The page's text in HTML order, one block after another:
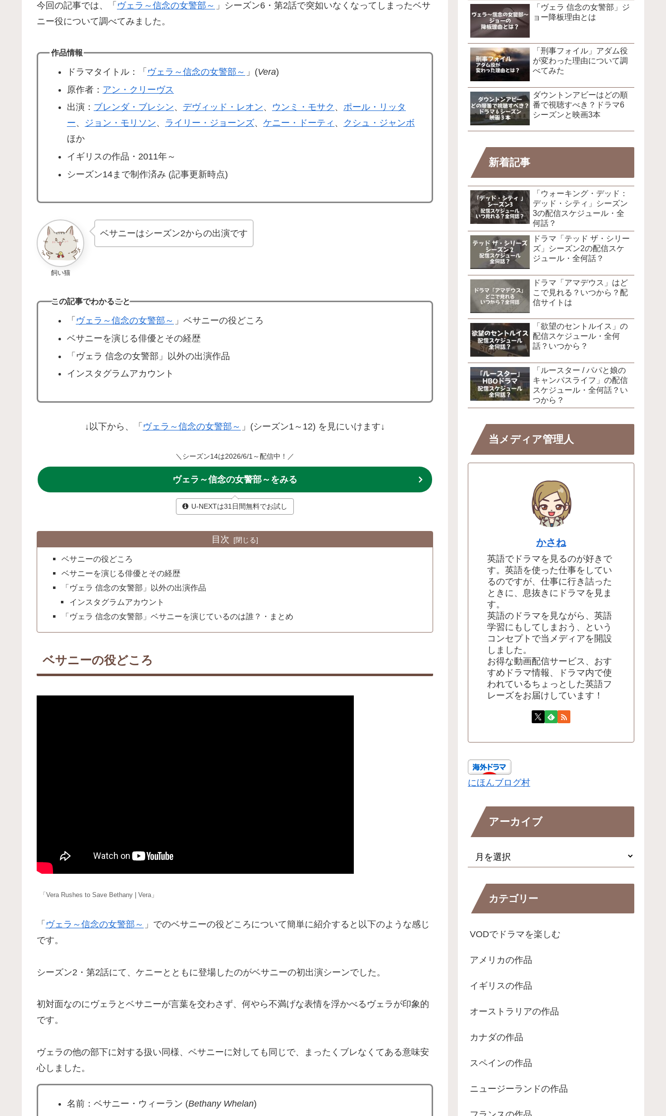
今回の記事では、「 ヴェラ～信念の女警部～ 」シーズン6・第2話で突如いなくなってしまったベサ
ニー役について調べてみました。
作品情報
ドラマタイトル：「 ヴェラ～信念の女警部～ 」(Vera)
原作者： アン・クリーヴス
出演： ブレンダ・ブレシン、 デヴィッド・レオン、 ウンミ・モサク 、 ポール・リッタ
ー、 ジョン・モリソン、 ライリー・ジョーンズ、 ケニー・ドーティ 、
クシュ・ジャンボ
ほか
イギリスの作品・2011年～
シーズン14まで制作済み (記事更新時点)
飼い猫
ベサニーはシーズン2からの出演です
この記事でわかること
「 ヴェラ～信念の女警部～ 」ベサニーの役どころ
ベサニーを演じる俳優とその経歴
「ヴェラ 信念の女警部」以外の出演作品
インスタグラムアカウント
↓以下から、「 ヴェラ～信念の女警部～ 」(シーズン1～12) を見にいけます↓
＼シーズン14は2026/6/1～配信中！／
ヴェラ～信念の女警部～をみる
U-NEXTは31日間無料でお試し
目次
ベサニーの役どころ
ベサニーを演じる俳優とその経歴
「ヴェラ 信念の女警部」以外の出演作品
インスタグラムアカウント
「ヴェラ 信念の女警部」ベサニーを演じているのは誰？・まとめ
ベサニーの役どころ
「Vera Rushes to Save Bethany | Vera」
「 ヴェラ～信念の女警部～ 」でのベサニーの役どころについて簡単に紹介すると以下のような感じ
です。
シーズン2・第2話にて、ケニーとともに登場したのがベサニーの初出演シーンでした。
初対面なのにヴェラとベサニーが言葉を交わさず、何やら不満げな表情を浮かべるヴェラが印象的
です。
ヴェラの他の部下に対する扱い同様、ベサニーに対しても同じで、まったくブレなくてある意味安
心しました。
名前：ベサニー・ウィーラン (Bethany Whelan)
「ヴェラ 信念の女警部」ジ
ョー降板理由とは
「刑事フォイル」アダム役
が変わった理由について調
べてみた
ダウントンアビーはどの順
番で視聴すべき？ドラマ6
シーズンと映画3本
新着記事
「ウォーキング・デッド：
デッド・シティ」シーズン
3の配信スケジュール・全
何話？
ドラマ「テッド ザ・シリー
ズ」シーズン2の配信スケ
ジュール・全何話？
ドラマ「アマデウス」はど
こで見れる？いつから？配
信サイトは
「欲望のセントルイス」の
配信スケジュール・全何
話？いつから？
「ルースター / パパと娘の
キャンパスライフ」の配信
スケジュール・全何話？い
つから？
当メディア管理人
かさね
英語でドラマを見るのが好きで
す。英語を使った仕事をしてい
るのですが、仕事に行き詰った
ときに、息抜きにドラマを見ま
す。
英語のドラマを見ながら、英語
学習にもしてしまおう、という
コンセプトで当メディアを開設
しました。
お得な動画配信サービス、おす
すめドラマ情報、ドラマ内で使
われているちょっとした英語フ
レーズをお届けしています！
にほんブログ村
アーカイブ
カテゴリー
VODでドラマを楽しむ
アメリカの作品
イギリスの作品
オーストラリアの作品
カナダの作品
スペインの作品
ニュージーランドの作品